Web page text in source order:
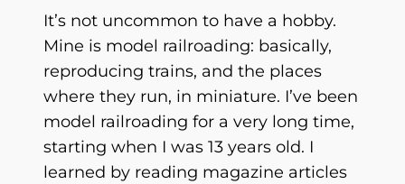
It’s not uncommon to have a hobby.
Mine is model railroading: basically,
reproducing trains, and the places
where they run, in miniature. I’ve been
model railroading for a very long time,
starting when I was 13 years old. I
learned by reading magazine articles